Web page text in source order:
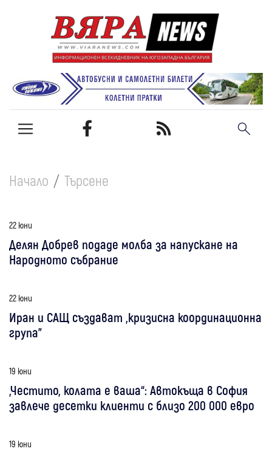
Начало Търсене
22 юни
Делян Добрев подаде молба за напускане на
Народното събрание
22 юни
Иран и САЩ създават „кризисна координационна
група”
19 юни
„Честито, колата е ваша“: Автокъща в София
завлече десетки клиенти с близо 200 000 евро
19 юни